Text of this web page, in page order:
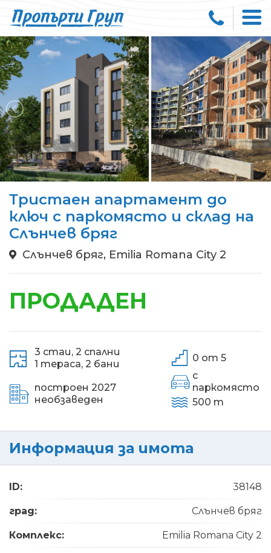
Тристаен апартамент до
ключ с паркомясто и склад на
Слънчев бряг
Слънчев бряг, Emilia Romana City 2
ПРОДАДЕН
3 стаи, 2 спални
1 тераса, 2 бани
построен 2027
необзаведен
0 от 5
с
паркомясто
500 m
Информация за имота
ID: 38148
град: Слънчев бряг
Комплекс: Emilia Romana City 2